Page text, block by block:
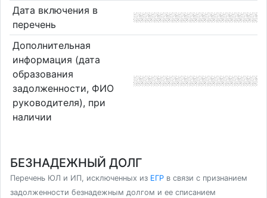
Дата включения в
перечень
Дополнительная
информация (дата
образования
задолженности, ФИО
руководителя), при
наличии
БЕЗНАДЕЖНЫЙ ДОЛГ
Перечень ЮЛ и ИП, исключенных из ЕГР в связи с признанием
задолженности безнадежным долгом и ее списанием